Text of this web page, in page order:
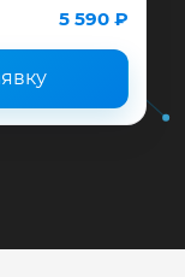
до 12 меся…
5 590 ₽